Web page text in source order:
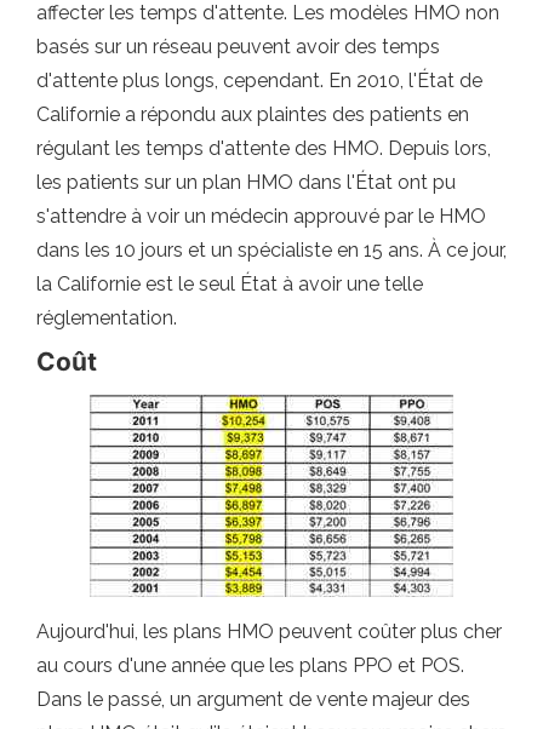
affecter les temps d'attente. Les modèles HMO non
basés sur un réseau peuvent avoir des temps
d'attente plus longs, cependant. En 2010, l'État de
Californie a répondu aux plaintes des patients en
régulant les temps d'attente des HMO. Depuis lors,
les patients sur un plan HMO dans l'État ont pu
s'attendre à voir un médecin approuvé par le HMO
dans les 10 jours et un spécialiste en 15 ans. À ce jour,
la Californie est le seul État à avoir une telle
réglementation.
Coût
Aujourd'hui, les plans HMO peuvent coûter plus cher
au cours d'une année que les plans PPO et POS.
Dans le passé, un argument de vente majeur des